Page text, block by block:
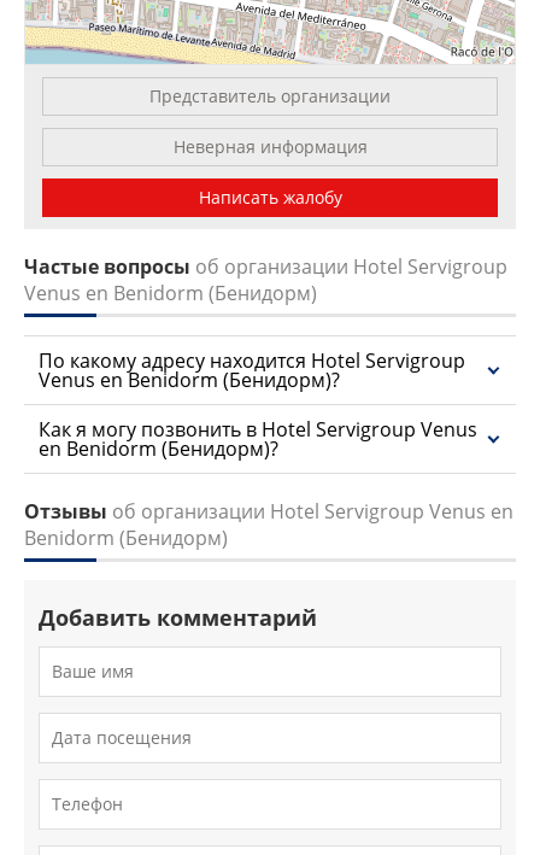
Leaflet| OSM Mapnik
Представитель организации
Неверная информация
Написать жалобу
Частые вопросы об организации Hotel Servigroup
Venus en Benidorm (Бенидорм)
По какому адресу находится Hotel Servigroup
Venus en Benidorm (Бенидорм)?
Как я могу позвонить в Hotel Servigroup Venus
en Benidorm (Бенидорм)?
Отзывы об организации Hotel Servigroup Venus en
Benidorm (Бенидорм)
Добавить комментарий